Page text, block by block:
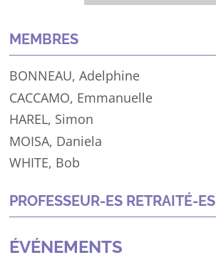
MEMBRES
BONNEAU, Adelphine
CACCAMO, Emmanuelle
HAREL, Simon
MOISA, Daniela
WHITE, Bob
PROFESSEUR-ES RETRAITÉ-ES
ÉVÉNEMENTS